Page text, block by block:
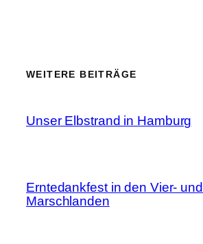
WEITERE BEITRÄGE
Unser Elbstrand in Hamburg
Erntedankfest in den Vier- und
Marschlanden